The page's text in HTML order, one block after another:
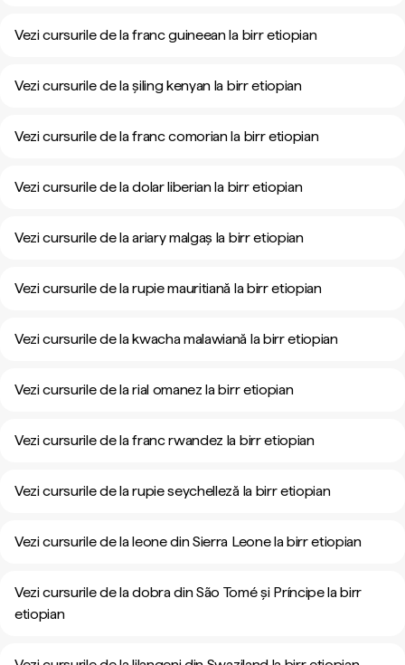
Vezi cursurile de la franc guineean la birr etiopian
Vezi cursurile de la șiling kenyan la birr etiopian
Vezi cursurile de la franc comorian la birr etiopian
Vezi cursurile de la dolar liberian la birr etiopian
Vezi cursurile de la ariary malgaș la birr etiopian
Vezi cursurile de la rupie mauritiană la birr etiopian
Vezi cursurile de la kwacha malawiană la birr etiopian
Vezi cursurile de la rial omanez la birr etiopian
Vezi cursurile de la franc rwandez la birr etiopian
Vezi cursurile de la rupie seychelleză la birr etiopian
Vezi cursurile de la leone din Sierra Leone la birr etiopian
Vezi cursurile de la dobra din São Tomé și Príncipe la birr
etiopian